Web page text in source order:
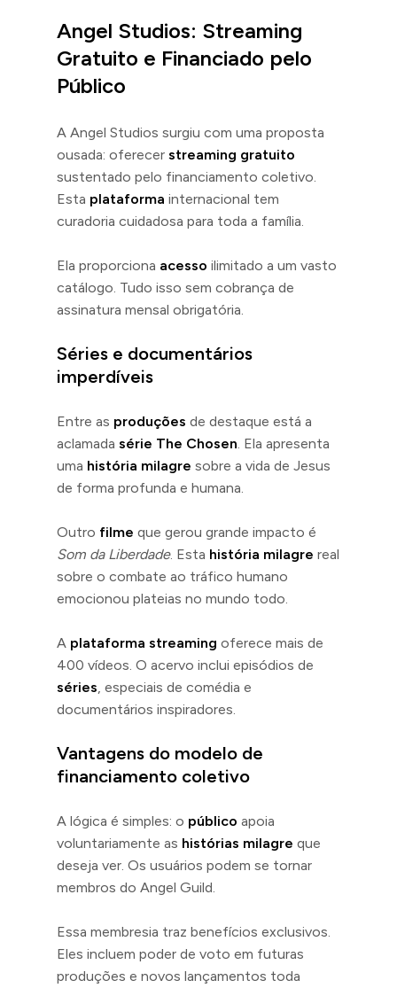
Angel Studios: Streaming
Gratuito e Financiado pelo
Público
A Angel Studios surgiu com uma proposta
ousada: oferecer streaming gratuito
sustentado pelo financiamento coletivo.
Esta plataforma internacional tem
curadoria cuidadosa para toda a família.
Ela proporciona acesso ilimitado a um vasto
catálogo. Tudo isso sem cobrança de
assinatura mensal obrigatória.
Séries e documentários
imperdíveis
Entre as produções de destaque está a
aclamada série The Chosen . Ela apresenta
uma história milagre sobre a vida de Jesus
de forma profunda e humana.
Outro filme que gerou grande impacto é
Som da Liberdade. Esta história milagre real
sobre o combate ao tráfico humano
emocionou plateias no mundo todo.
A plataforma streaming oferece mais de
400 vídeos. O acervo inclui episódios de
séries , especiais de comédia e
documentários inspiradores.
Vantagens do modelo de
financiamento coletivo
A lógica é simples: o público apoia
voluntariamente as histórias milagre que
deseja ver. Os usuários podem se tornar
membros do Angel Guild.
Essa membresia traz benefícios exclusivos.
Eles incluem poder de voto em futuras
produções e novos lançamentos toda